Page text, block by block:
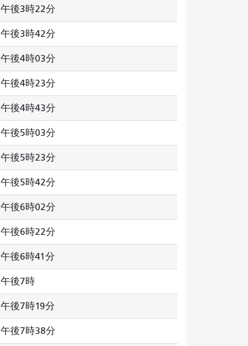
午後3時22分
午後3時42分
午後4時03分
午後4時23分
午後4時43分
午後5時03分
午後5時23分
午後5時42分
午後6時02分
午後6時22分
午後6時41分
午後7時
午後7時19分
午後7時38分